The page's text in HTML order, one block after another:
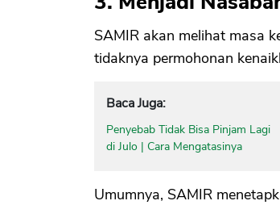
SAMIR akan melihat masa
tidaknya permohonan
Baca Juga:
Penyebab Tidak Bisa Pinjam Lagi
di Julo | Cara Mengatasinya
Umumnya, SAMIR